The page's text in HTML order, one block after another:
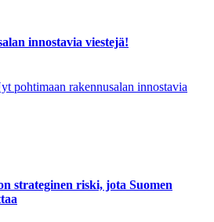
innostavia viestejä!
pohtimaan rakennusalan innostavia
strateginen riski, jota Suomen